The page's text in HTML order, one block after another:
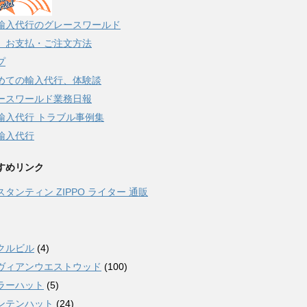
入代行のグレースワールド
お支払・ご注文方法
ての輸入代行、体験談
スワールド業務日報
入代行 トラブル事例集
入代行
めリンク
タンティン ZIPPO ライター 通販
ルビル (4)
ィアンウエストウッド (100)
ーハット (5)
テンハット (24)